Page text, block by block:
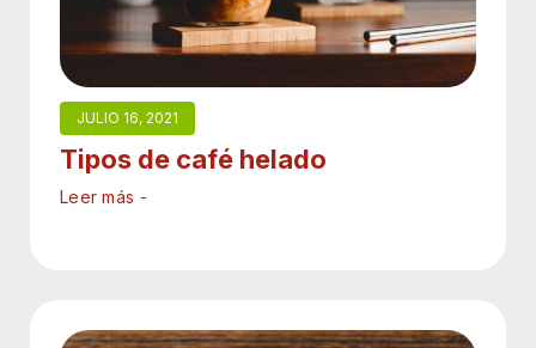
JULIO 16, 2021
Tipos de café helado
Leer más -